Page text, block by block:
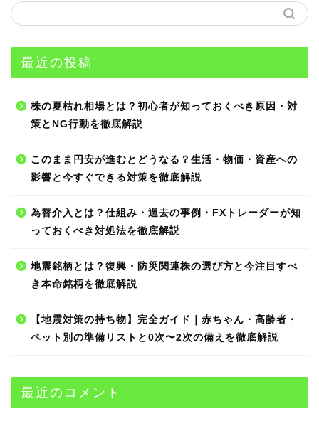
最近の投稿
株の夏枯れ相場とは？初心者が知っておくべき原因・対
策とNG行動を徹底解説
このまま円安が進むとどうなる？生活・物価・資産への
影響と今すぐできる対策を徹底解説
為替介入とは？仕組み・過去の事例・FXトレーダーが知
っておくべき対処法を徹底解説
地震銘柄とは？復興・防災関連株の選び方と今注目すべ
き本命銘柄を徹底解説
【地震対策の持ち物】完全ガイド｜赤ちゃん・高齢者・
ペット別の準備リストと0次〜2次の備えを徹底解説
最近のコメント